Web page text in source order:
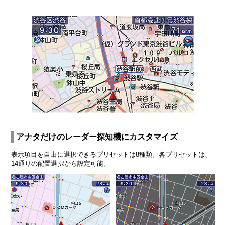
アナタだけのレーダー探知機にカスタマイズ
表示項目を自由に選択できるプリセットは8種類。各プリセットは、
14通りの配置選択から設定可能。